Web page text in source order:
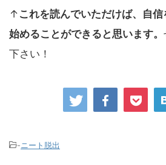
↑ これを読んでいただけば、自
始めることができると思います。
下さい！
-ニート脱出